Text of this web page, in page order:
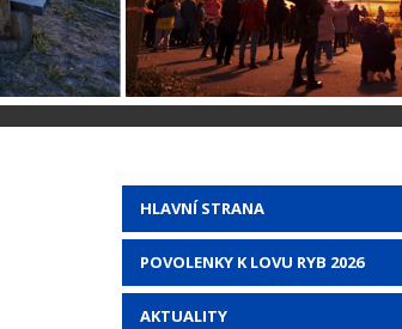
HLAVNÍ STRANA
POVOLENKY K LOVU RYB 2026
AKTUALITY